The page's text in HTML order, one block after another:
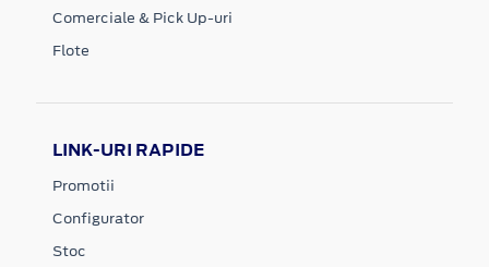
Comerciale & Pick Up-uri
Flote
LINK-URI RAPIDE
Promotii
Configurator
Stoc